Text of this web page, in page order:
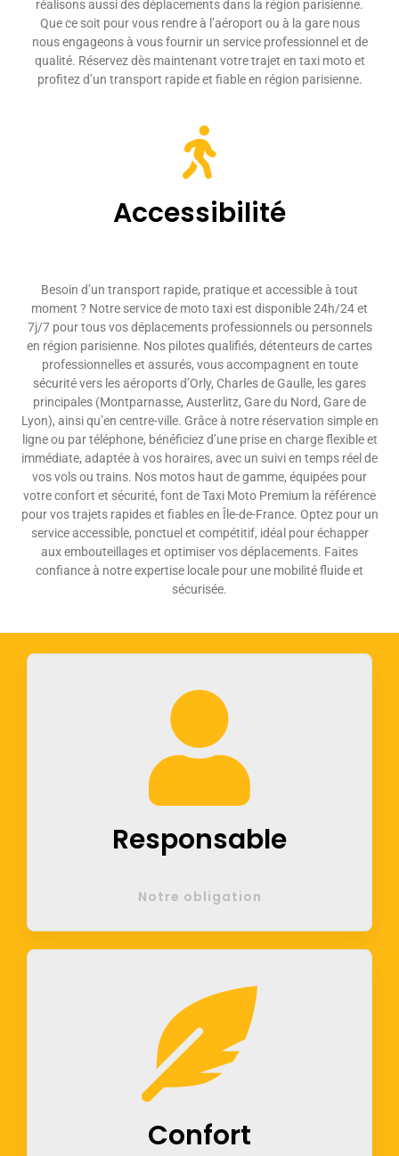
réalisons aussi des déplacements dans la région parisienne.
Que ce soit pour vous rendre à l’aéroport ou à la gare nous
nous engageons à vous fournir un service professionnel et de
qualité. Réservez dès maintenant votre trajet en taxi moto et
profitez d’un transport rapide et fiable en région parisienne.
Accessibilité
Besoin d’un transport rapide, pratique et accessible à tout
moment ? Notre service de moto taxi est disponible 24h/24 et
7j/7 pour tous vos déplacements professionnels ou personnels
en région parisienne. Nos pilotes qualifiés, détenteurs de cartes
professionnelles et assurés, vous accompagnent en toute
sécurité vers les aéroports d’Orly, Charles de Gaulle, les gares
principales (Montparnasse, Austerlitz, Gare du Nord, Gare de
Lyon), ainsi qu’en centre-ville. Grâce à notre réservation simple en
ligne ou par téléphone, bénéficiez d’une prise en charge flexible et
immédiate, adaptée à vos horaires, avec un suivi en temps réel de
vos vols ou trains. Nos motos haut de gamme, équipées pour
votre confort et sécurité, font de Taxi Moto Premium la référence
pour vos trajets rapides et fiables en Île-de-France. Optez pour un
service accessible, ponctuel et compétitif, idéal pour échapper
aux embouteillages et optimiser vos déplacements. Faites
confiance à notre expertise locale pour une mobilité fluide et
sécurisée.
Responsable
Notre obligation
Confort